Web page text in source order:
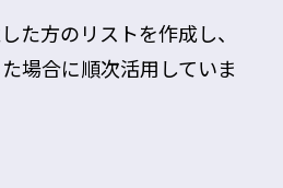
た方のリストを作成し、
場合に順次活用していま